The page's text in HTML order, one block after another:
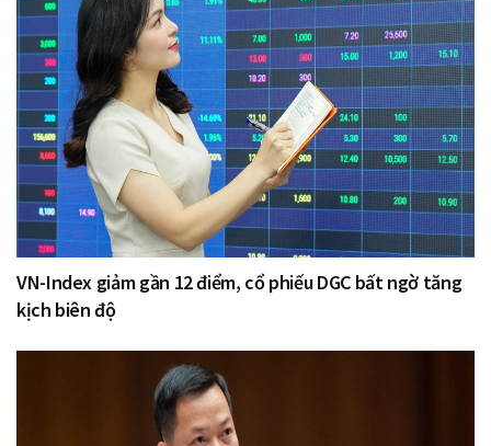
VN-Index giảm gần 12 điểm, cổ phiếu DGC bất ngờ tăng
kịch biên độ